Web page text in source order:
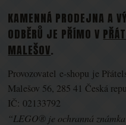
KAMENNÁ PRODEJNA A
ODBĚRŮ JE PŘÍMO V
MALEŠOV.
Provozovatel e-shopu je
Malešov 56, 285 41 Česká
IČ: 02133792
“LEGO® je ochranná